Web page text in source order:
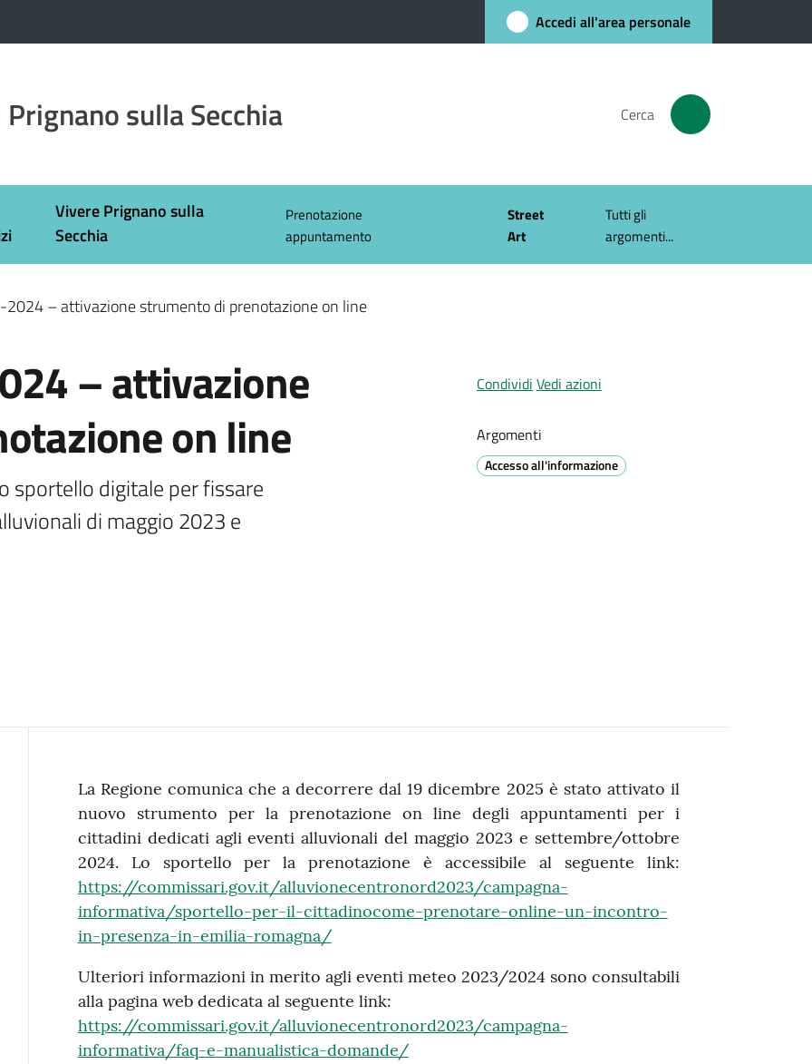
Accedi all'area personale
sulla Secchia Cerca
Vivere Prignano sulla
Secchia
Prenotazione
appuntamento
Street
Art
Tutti gli
argomenti...
– attivazione strumento di prenotazione on line
– attivazione
on line
sportello digitale per fissare
di maggio 2023 e
Condividi Vedi azioni
Argomenti
Accesso all'informazione
Contenuto
La Regione comunica che a decorrere dal 19 dicembre 2025 è stato attivato il
nuovo strumento per la prenotazione on line degli appuntamenti per i
cittadini dedicati agli eventi alluvionali del maggio 2023 e settembre/ottobre
2024. Lo sportello per la prenotazione è accessibile al seguente link:
https://commissari.gov.it/alluvionecentronord2023/campagna-
informativa/sportello-per-il-cittadinocome-prenotare-online-un-incontro-
in-presenza-in-emilia-romagna/
Ulteriori informazioni in merito agli eventi meteo 2023/2024 sono consultabili
alla pagina web dedicata al seguente link:
https://commissari.gov.it/alluvionecentronord2023/campagna-
informativa/faq-e-manualistica-domande/